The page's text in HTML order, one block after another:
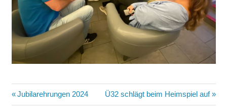
Beitragsnavigation
Vorheriger
Beitrag:
Jubilarehrungen 2024
Nächster
Beitrag:
Ü32 schlägt beim Heimspiel auf